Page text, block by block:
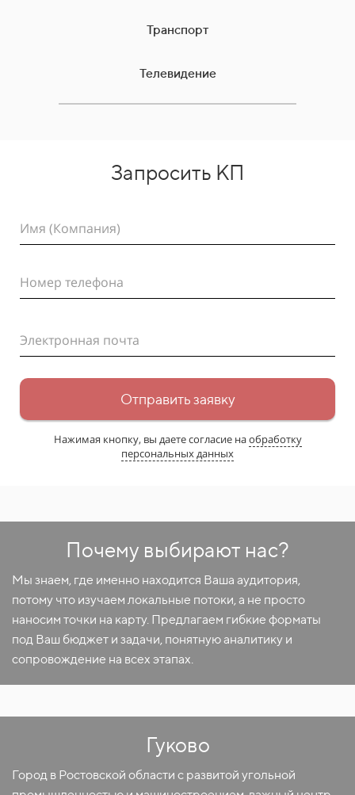
Транспорт
Телевидение
Запросить КП
Имя (Компания)
Номер телефона
Электронная почта
Отправить заявку
Нажимая кнопку, вы даете согласие наобработку
персональных данных
Почему выбирают нас?
Мы знаем, где именно находится Ваша аудитория,
потому что изучаем локальные потоки, а не просто
наносим точки на карту. Предлагаем гибкие форматы
под Ваш бюджет и задачи, понятную аналитику и
сопровождение на всех этапах.
Гуково
Город в Ростовской области с развитой угольной